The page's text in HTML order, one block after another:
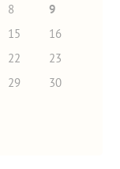
8
9
15
16
22
23
29
30